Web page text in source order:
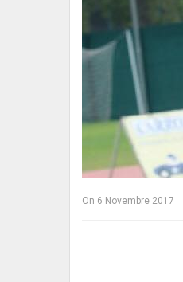
On 6 Novembre 2017